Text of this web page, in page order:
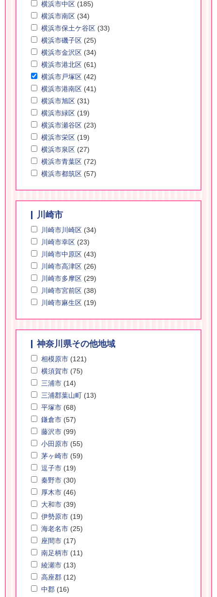
横浜市中区 (185)
横浜市南区 (34)
横浜市保土ケ谷区 (33)
横浜市磯子区 (25)
横浜市金沢区 (34)
横浜市港北区 (61)
横浜市戸塚区 (42)
横浜市港南区 (41)
横浜市旭区 (31)
横浜市緑区 (19)
横浜市瀬谷区 (23)
横浜市栄区 (19)
横浜市泉区 (27)
横浜市青葉区 (72)
横浜市都筑区 (57)
川崎市
川崎市川崎区 (34)
川崎市幸区 (23)
川崎市中原区 (43)
川崎市高津区 (26)
川崎市多摩区 (29)
川崎市宮前区 (38)
川崎市麻生区 (19)
神奈川県その他地域
相模原市 (121)
横須賀市 (75)
三浦市 (14)
三浦郡葉山町 (13)
平塚市 (68)
鎌倉市 (57)
藤沢市 (99)
小田原市 (55)
茅ヶ崎市 (59)
逗子市 (19)
秦野市 (30)
厚木市 (46)
大和市 (39)
伊勢原市 (19)
海老名市 (25)
座間市 (17)
南足柄市 (11)
綾瀬市 (13)
高座郡 (12)
中郡 (16)